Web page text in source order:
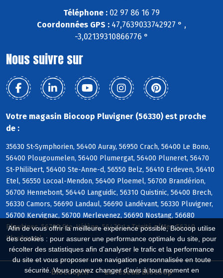
Afin de vous offrir la meilleure expérience possible, Biocoop utilise
des cookies : pour assurer une performance optimale du site, pour
récolter des statistiques afin d'analyser le trafic et la performance
du site et vous proposer une navigation personnalisée en toute
sécurité. Vous pouvez changer d'avis à tout moment en
Téléphone : 02 97 86 16 79
Coordonnées GPS : 47,7639033742927 ° ,
-3,02139310866776 °
Nous suivre sur
Votre magasin Biocoop Pluvigner (56330) est proche
de :
35630 St-Symphorien, 56400 Auray, 56950 Crach, 56400 Le Bono,
56400 Plougoumelen, 56400 Plumergat, 56400 Pluneret, 56470
St-Philibert, 56400 Ste-Anne-d, 56550 Belz, 56410 Erdeven, 56410
Etel, 56550 Locoal-Mendon, 56400 Ploemel, 56700 Brandérion,
56700 Hennebont, 56440 Languidic, 56310 Quistinic, 56400 Brech,
56330 Camors, 56690 Landaul, 56690 Landévant, 56330 Pluvigner,
56700 Kervignac, 56700 Merlevenez, 56690 Nostang, 56680
Plouhinec, 56700 Ste-Hélène, 56470 La Trinité s/Mer, 56340
Plouharnel
Biocoop.fr Le réseau Biocoop